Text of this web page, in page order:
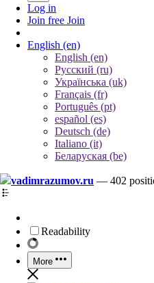
Log in
Join free Join
English (en)
English (en)
Русский (ru)
Українська (uk)
Français (fr)
Português (pt)
español (es)
Deutsch (de)
Italiano (it)
Беларуская (be)
vadimrazumov.ru — 402
Readability
More